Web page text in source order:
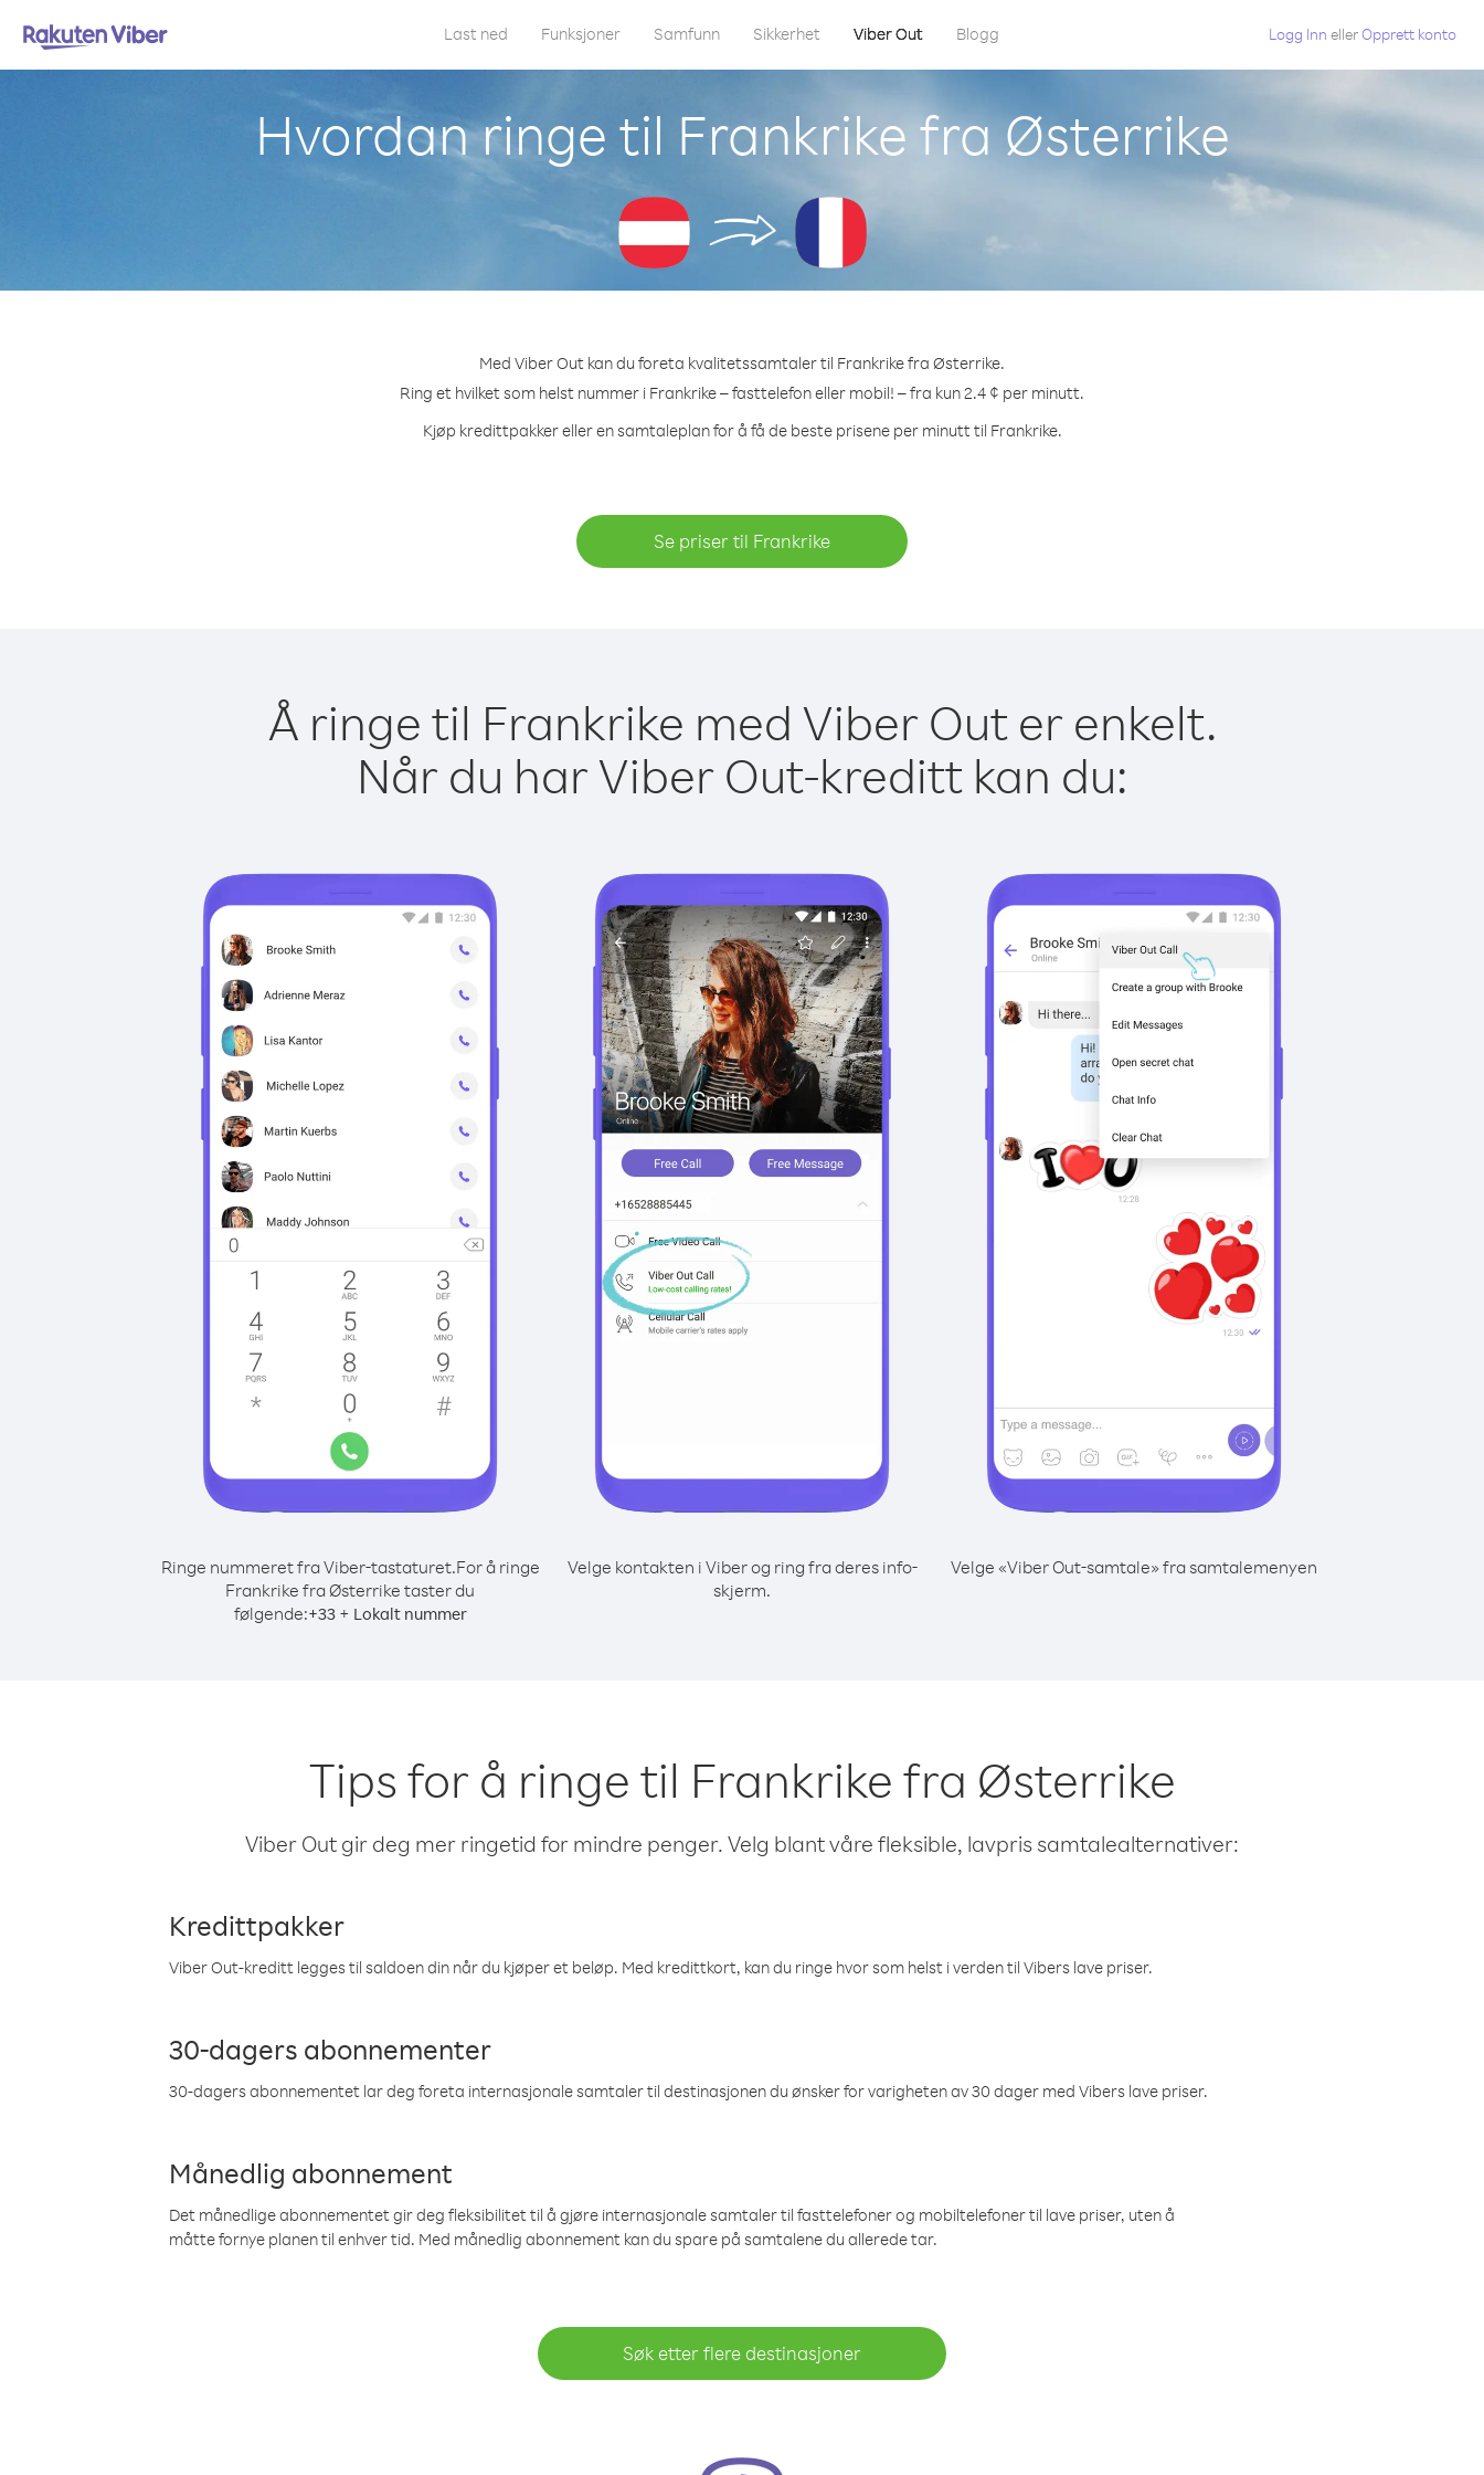
Last ned Funksjoner Samfunn Sikkerhet Viber Out Blogg Logg Inn ellerOpprett konto
Hvordan ringe til Frankrike fra Østerrike
Med Viber Out kan du foreta kvalitetssamtaler til Frankrike fra Østerrike.
Ring et hvilket som helst nummer i Frankrike – fasttelefon eller mobil! – fra kun 2.4 ¢ per minutt.
Kjøp kredittpakker eller en samtaleplan for å få de beste prisene per minutt til Frankrike.
Se priser til Frankrike
Å ringe til Frankrike med Viber Out er enkelt.
Når du har Viber Out-kreditt kan du:
Ringe nummeret fra Viber-tastaturet.For å ringe
Frankrike fra Østerrike taster du
følgende:+33+ Lokalt nummer
Velge kontakten i Viber og ring fra deres info-
skjerm.
Velge «Viber Out-samtale» fra samtalemenyen
Tips for å ringe til Frankrike fra Østerrike
Viber Out gir deg mer ringetid for mindre penger. Velg blant våre fleksible, lavpris samtalealternativer:
Kredittpakker
Viber Out-kreditt legges til saldoen din når du kjøper et beløp. Med kredittkort, kan du ringe hvor som helst i verden til Vibers lave priser.
30-dagers abonnementer
30-dagers abonnementet lar deg foreta internasjonale samtaler til destinasjonen du ønsker for varigheten av 30 dager med Vibers lave priser.
Månedlig abonnement
Det månedlige abonnementet gir deg fleksibilitet til å gjøre internasjonale samtaler til fasttelefoner og mobiltelefoner til lave priser, uten å
måtte fornye planen til enhver tid. Med månedlig abonnement kan du spare på samtalene du allerede tar.
Søk etter flere destinasjoner